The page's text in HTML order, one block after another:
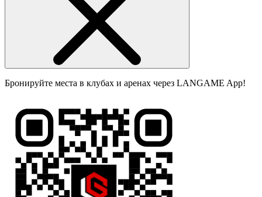
Бронируйте места в клубах и аренах через LANGAME App!